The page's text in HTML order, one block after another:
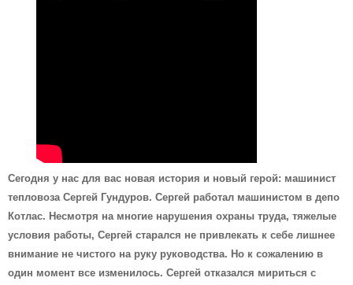
Сегодня у нас для вас новая история и новый герой: машинист
тепловоза Сергей Гундуров. Сергей работал машинистом в депо
Котлас. Несмотря на многие нарушения охраны труда, тяжелые
условия работы, Сергей старался не привлекать к себе лишнее
внимание не чистого на руку руководства. Но к сожалению в
один момент все изменилось. Сергей отказался мириться с